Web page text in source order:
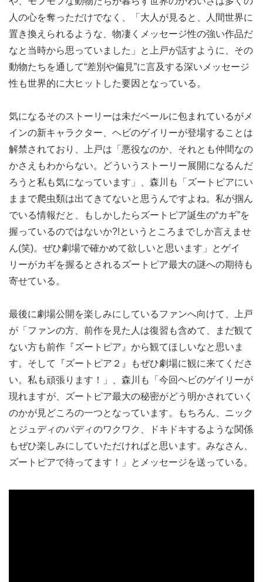
人の心を奪っただけでなく、「大人が見ると、人間世界に
置き換えられるような、物凄くメッセージ性の強い作品だ
なと当時から思っていました」と上戸が話すように、その
動物たちを通して“差別や偏見”に言及する深いメッセージ
性も世界的に大ヒットした要因となっている。
気になるそのストーリーは未だベールに包まれているがメ
インの新キャラクター、ヘビのゲイリーが登場することは
解禁されており、上戸は「悪役なのか、それとも仲間なの
かさえもわからない。どういうストーリー展開になるんだ
ろうと私も気になっています」、森川も「ズートピアにい
ままで爬虫類は出てきてないと思うんですよね。私が掴ん
でいる情報だと、もしかしたらズートピア誕生の“カギ”を
握っているのではないか?!というところまでしか言えませ
ん(笑)。ぜひ劇場で確かめて欲しいと思います」とゲイ
リーがカギを握るとされるズートピア最大の謎への期待も
寄せている。
最後に劇場公開を楽しみにしているファンへ向けて、上戸
が「ファンの方、前作を見た人は復習も含めて、まだ観て
ない方も前作『ズートピア』から観てほしいなと思いま
す。そして『ズートピア２』もぜひ劇場に観に来てくださ
い。私も頑張ります！」、森川も「今回ヘビのゲイリーが
現れますが、ズートピア最大の秘密がどう明かされていく
のかが見どころの一つとなっています。もちろん、ニック
とジュディのバディのワクワク、ドキドキするような関係
もぜひ楽しみにしていただければと思います。みなさん、
ズートピアで待ってます！」とメッセージを送っている。